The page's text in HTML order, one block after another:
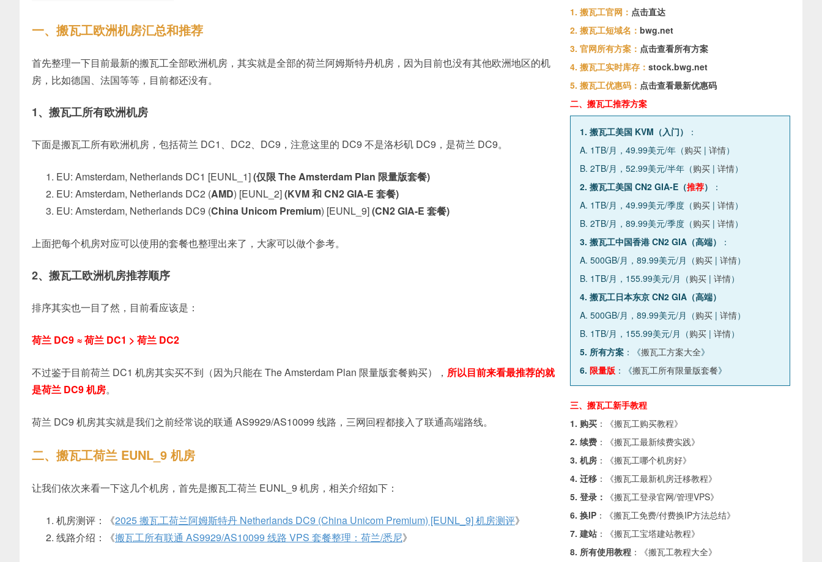
一、搬瓦工欧洲机房汇总和推荐
首先整理一下目前最新的搬瓦工全部欧洲机房，其实就是全部的荷兰阿姆斯特丹机房，因为目前也没有其他欧洲地区的机
房，比如德国、法国等等，目前都还没有。
1、搬瓦工所有欧洲机房
下面是搬瓦工所有欧洲机房，包括荷兰 DC1、DC2、DC9，注意这里的 DC9 不是洛杉矶 DC9，是荷兰 DC9。
EU: Amsterdam, Netherlands DC1 [EUNL_1](仅限 The Amsterdam Plan 限量版套餐)
EU: Amsterdam, Netherlands DC2 (AMD) [EUNL_2](KVM 和 CN2 GIA-E 套餐)
EU: Amsterdam, Netherlands DC9 (China Unicom Premium) [EUNL_9](CN2 GIA-E 套餐)
上面把每个机房对应可以使用的套餐也整理出来了，大家可以做个参考。
2、搬瓦工欧洲机房推荐顺序
排序其实也一目了然，目前看应该是：
荷兰 DC9 ≈ 荷兰 DC1 > 荷兰 DC2
不过鉴于目前荷兰 DC1 机房其实买不到（因为只能在 The Amsterdam Plan 限量版套餐购买）， 所以目前来看最推荐的就
是荷兰 DC9 机房。
荷兰 DC9 机房其实就是我们之前经常说的联通 AS9929/AS10099 线路，三网回程都接入了联通高端路线。
二、搬瓦工荷兰 EUNL_9 机房
让我们依次来看一下这几个机房，首先是搬瓦工荷兰 EUNL_9 机房，相关介绍如下：
机房测评：《2025 搬瓦工荷兰阿姆斯特丹 Netherlands DC9 (China Unicom Premium) [EUNL_9] 机房测评》
线路介绍：《搬瓦工所有联通 AS9929/AS10099 线路 VPS 套餐整理：荷兰/悉尼》
1. 搬瓦工官网： 点击直达
2. 搬瓦工短域名： bwg.net
3. 官网所有方案： 点击查看所有方案
4. 搬瓦工实时库存： stock.bwg.net
5. 搬瓦工优惠码： 点击查看最新优惠码
二、搬瓦工推荐方案
1. 搬瓦工美国 KVM（入门）
：
A. 1TB/月，49.99美元/年（购买 | 详情）
B. 2TB/月，52.99美元/半年（购买 | 详情）
2. 搬瓦工美国 CN2 GIA-E（推荐）
：
A. 1TB/月，49.99美元/季度（购买 | 详情）
B. 2TB/月，89.99美元/季度（购买 | 详情）
3. 搬瓦工中国香港 CN2 GIA（高端）
：
A. 500GB/月，89.99美元/月（购买 | 详情）
B. 1TB/月，155.99美元/月（购买 | 详情）
4. 搬瓦工日本东京 CN2 GIA（高端）
A. 500GB/月，89.99美元/月（购买 | 详情）
B. 1TB/月，155.99美元/月（购买 | 详情）
5. 所有方案 ：《搬瓦工方案大全》
6. 限量版 ：《搬瓦工所有限量版套餐》
三、搬瓦工新手教程
1. 购买 ：《搬瓦工购买教程》
2. 续费 ：《搬瓦工最新续费实践》
3. 机房 ：《搬瓦工哪个机房好》
4. 迁移 ：《搬瓦工最新机房迁移教程》
5. 登录：
《搬瓦工登录官网/管理VPS》
6. 换IP ：《搬瓦工免费/付费换IP方法总结》
7. 建站 ：《搬瓦工宝塔建站教程》
8. 所有使用教程 ：《搬瓦工教程大全》